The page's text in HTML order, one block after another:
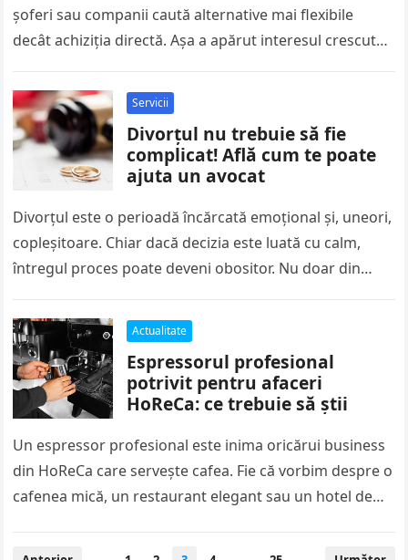
șoferi sau companii caută alternative mai flexibile
decât achiziția directă. Așa a apărut interesul crescut
Servicii
Divorțul nu trebuie să fie
complicat! Află cum te poate
ajuta un avocat
Divorțul este o perioadă încărcată emoțional și, uneori,
copleșitoare. Chiar dacă decizia este luată cu calm,
întregul proces poate deveni obositor. Nu doar din
Actualitate
Espressorul profesional
potrivit pentru afaceri
HoReCa: ce trebuie să știi
Un espressor profesional este inima oricărui business
din HoReCa care servește cafea. Fie că vorbim despre o
cafenea mică, un restaurant elegant sau un hotel de